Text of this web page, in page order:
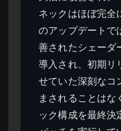
ネックはほぼ完全
のアップデートで
善されたシェーダ
導入され、初期リ
せていた深刻なコ
まされることはな
ック構成を最終決